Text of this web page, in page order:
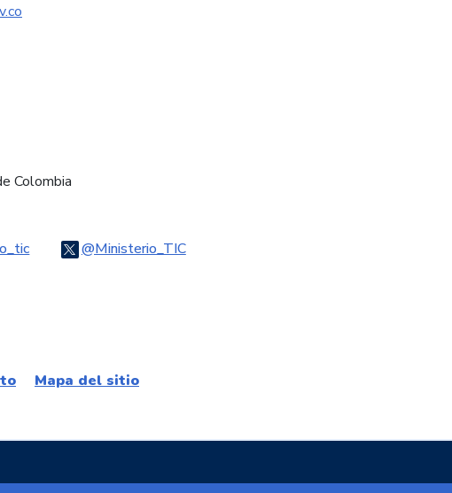
Colombia
Logo Tiktok@Ministerio_TICLogo Twitter
Mapa del sitio